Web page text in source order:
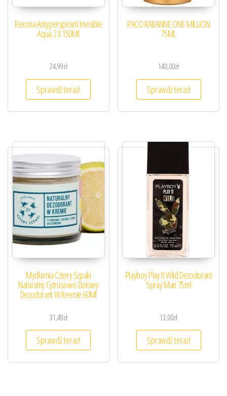
Rexona Antyperspirant Invisible
Aqua 2 X 150Ml
24,99zł
Sprawdź teraz!
PACO RABANNE ONE MILLION
75ML
140,00zł
Sprawdź teraz!
Mydlarnia Cztery Szpaki
Naturalny Cytrusowo Ziołowy
Dezodorant W Kremie 60Ml
31,49zł
Sprawdź teraz!
Playboy Play It Wild Dezodorant
Spray Man 75ml
13,00zł
Sprawdź teraz!